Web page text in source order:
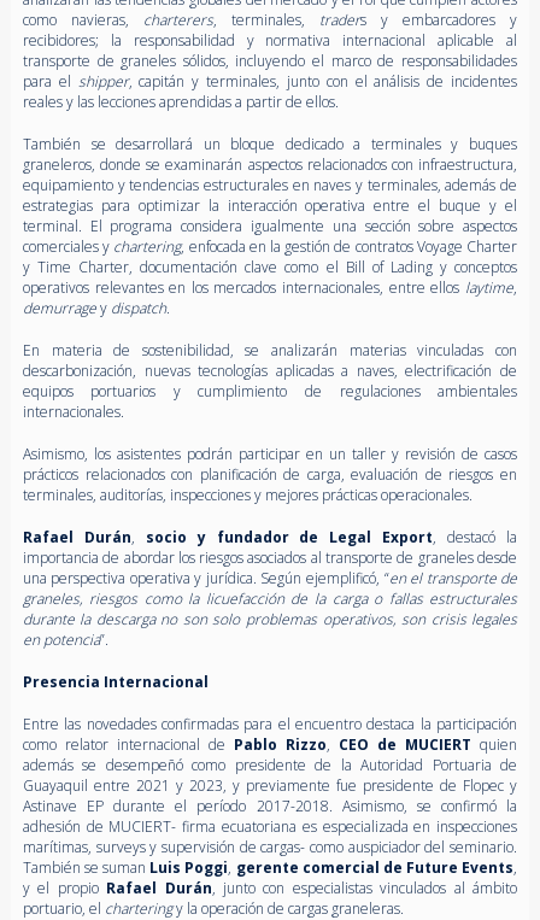
como navieras, charterers, terminales, traders y embarcadores y
recibidores; la responsabilidad y normativa internacional aplicable al
transporte de graneles sólidos, incluyendo el marco de responsabilidades
para el shipper, capitán y terminales, junto con el análisis de incidentes
reales y las lecciones aprendidas a partir de ellos.
También se desarrollará un bloque dedicado a terminales y buques
graneleros, donde se examinarán aspectos relacionados con infraestructura,
equipamiento y tendencias estructurales en naves y terminales, además de
estrategias para optimizar la interacción operativa entre el buque y el
terminal. El programa considera igualmente una sección sobre aspectos
comerciales y chartering, enfocada en la gestión de contratos Voyage Charter
y Time Charter, documentación clave como el Bill of Lading y conceptos
operativos relevantes en los mercados internacionales, entre ellos laytime,
demurragey dispatch.
En materia de sostenibilidad, se analizarán materias vinculadas con
descarbonización, nuevas tecnologías aplicadas a naves, electrificación de
equipos portuarios y cumplimiento de regulaciones ambientales
internacionales.
Asimismo, los asistentes podrán participar en un taller y revisión de casos
prácticos relacionados con planificación de carga, evaluación de riesgos en
terminales, auditorías, inspecciones y mejores prácticas operacionales.
Rafael Durán, socio y fundador de Legal Export, destacó la
importancia de abordar los riesgos asociados al transporte de graneles desde
una perspectiva operativa y jurídica. Según ejemplificó, “en el transporte de
graneles, riesgos como la licuefacción de la carga o fallas estructurales
durante la descarga no son solo problemas operativos, son crisis legales
en potencia”.
Presencia Internacional
Entre las novedades confirmadas para el encuentro destaca la participación
como relator internacional de Pablo Rizzo, CEO de MUCIERT quien
además se desempeñó como presidente de la Autoridad Portuaria de
Guayaquil entre 2021 y 2023, y previamente fue presidente de Flopec y
Astinave EP durante el período 2017-2018. Asimismo, se confirmó la
adhesión de MUCIERT- firma ecuatoriana es especializada en inspecciones
marítimas, surveys y supervisión de cargas- como auspiciador del seminario.
También se suman Luis Poggi, gerente comercial de Future Events,
y el propio Rafael Durán, junto con especialistas vinculados al ámbito
portuario, el charteringy la operación de cargas graneleras.